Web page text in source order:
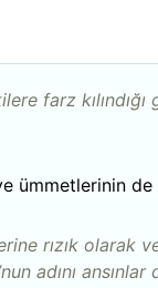
farz kılındığı
ümmetlerinin de
rızık olarak
adını ansınlar